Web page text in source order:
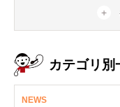
カテゴリ別
NEWS